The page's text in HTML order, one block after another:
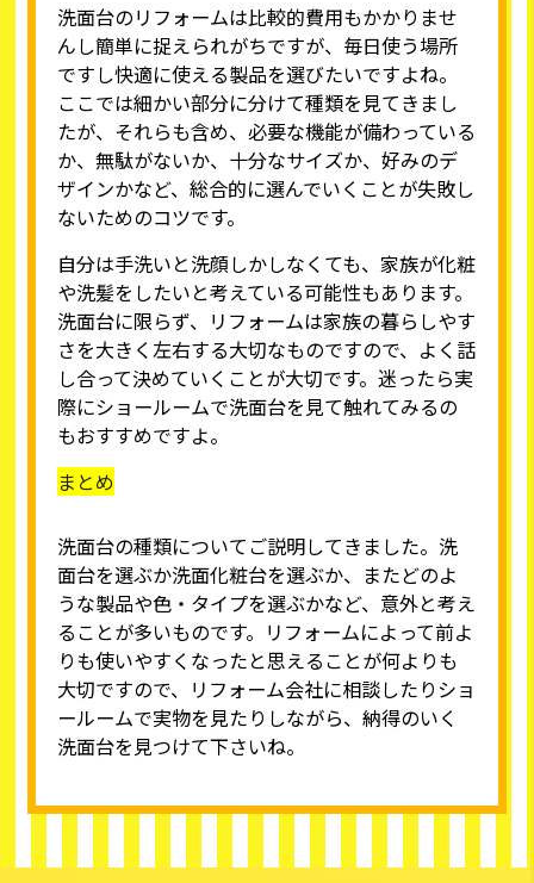
洗面台のリフォームは比較的費用もかかりませ
んし簡単に捉えられがちですが、毎日使う場所
ですし快適に使える製品を選びたいですよね。
ここでは細かい部分に分けて種類を見てきまし
たが、それらも含め、必要な機能が備わっている
か、無駄がないか、十分なサイズか、好みのデ
ザインかなど、総合的に選んでいくことが失敗し
ないためのコツです。
自分は手洗いと洗顔しかしなくても、家族が化粧
や洗髪をしたいと考えている可能性もあります。
洗面台に限らず、リフォームは家族の暮らしやす
さを大きく左右する大切なものですので、よく話
し合って決めていくことが大切です。迷ったら実
際にショールームで洗面台を見て触れてみるの
もおすすめですよ。
まとめ
洗面台の種類についてご説明してきました。洗
面台を選ぶか洗面化粧台を選ぶか、またどのよ
うな製品や色・タイプを選ぶかなど、意外と考え
ることが多いものです。リフォームによって前よ
りも使いやすくなったと思えることが何よりも
大切ですので、リフォーム会社に相談したりショ
ールームで実物を見たりしながら、納得のいく
洗面台を見つけて下さいね。